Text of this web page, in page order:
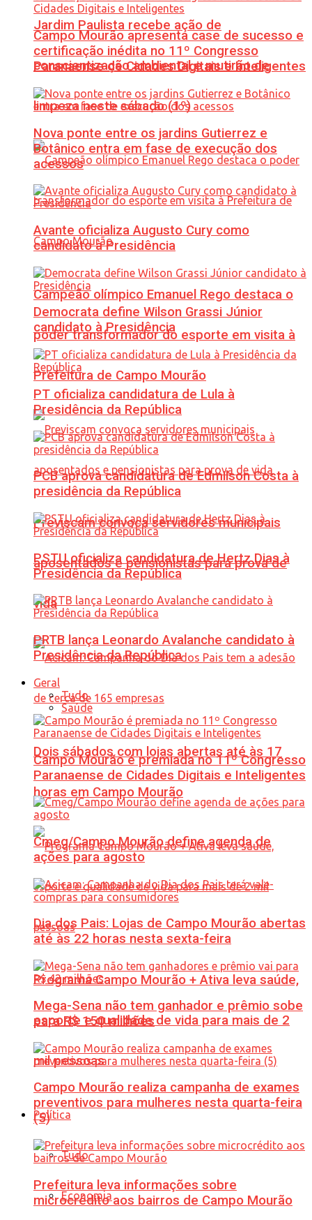
Jardim Paulista recebe ação de
conscientização ambiental e mutirão de
limpeza neste sábado (1º)
Campeão olímpico Emanuel Rego destaca o
poder transformador do esporte em visita à
Prefeitura de Campo Mourão
Previscam convoca servidores municipais
aposentados e pensionistas para prova de
vida
Dois sábados com lojas abertas até às 17
horas em Campo Mourão
Programa Campo Mourão + Ativa leva saúde,
esporte e qualidade de vida para mais de 2
mil pessoas
Política
Tudo
Economia
Campo Mourão apresenta case de sucesso e
certificação inédita no 11º Congresso
Paranaense de Cidades Digitais e Inteligentes
Nova ponte entre os jardins Gutierrez e
Botânico entra em fase de execução dos
acessos
Avante oficializa Augusto Cury como
candidato à Presidência
Democrata define Wilson Grassi Júnior
candidato à Presidência
PT oficializa candidatura de Lula à
Presidência da República
PCB aprova candidatura de Edmilson Costa à
presidência da República
PSTU oficializa candidatura de Hertz Dias à
Presidência da República
PRTB lança Leonardo Avalanche candidato à
Presidência da República
Geral
Tudo
Saúde
Campo Mourão é premiada no 11º Congresso
Paranaense de Cidades Digitais e Inteligentes
Cmeg/Campo Mourão define agenda de
ações para agosto
Dia dos Pais: Lojas de Campo Mourão abertas
até às 22 horas nesta sexta-feira
Mega-Sena não tem ganhador e prêmio sobe
para R$ 150 milhões
Campo Mourão realiza campanha de exames
preventivos para mulheres nesta quarta-feira
(5)
Prefeitura leva informações sobre
microcrédito aos bairros de Campo Mourão